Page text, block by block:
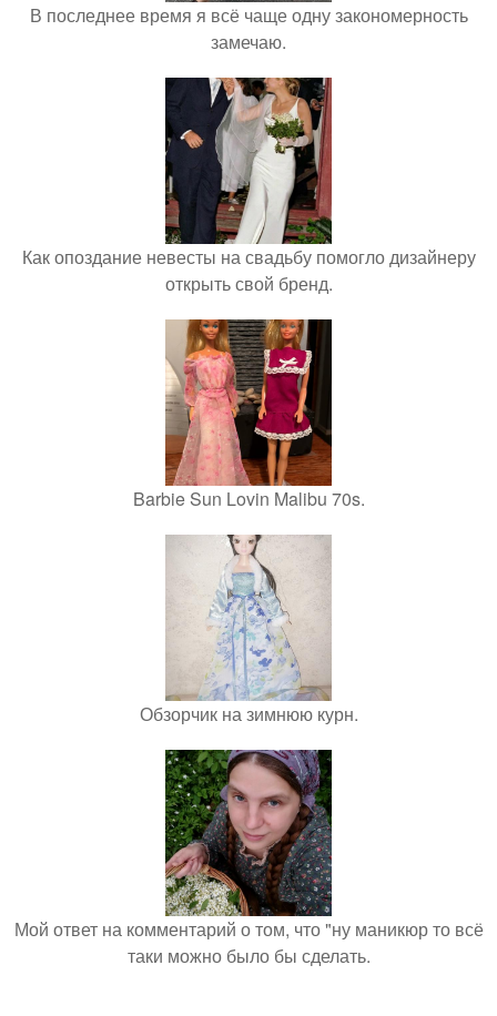
В последнее время я всё чаще одну закономерность
замечаю.
Как опоздание невесты на свадьбу помогло дизайнеру
открыть свой бренд.
Barbie Sun Lovin Malibu 70s.
Обзорчик на зимнюю курн.
Мой ответ на комментарий о том, что "ну маникюр то всё
таки можно было бы сделать.